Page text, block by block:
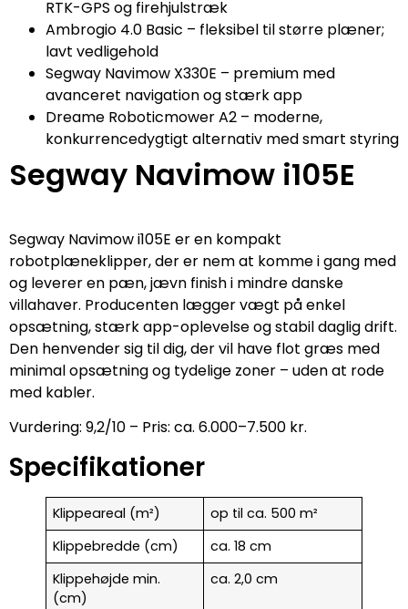
RTK-GPS og firehjulstræk
Ambrogio 4.0 Basic – fleksibel til større plæner;
lavt vedligehold
Segway Navimow X330E – premium med
avanceret navigation og stærk app
Dreame Roboticmower A2 – moderne,
konkurrencedygtigt alternativ med smart styring
Segway Navimow i105E
Segway Navimow i105E er en kompakt
robotplæneklipper, der er nem at komme i gang med
og leverer en pæn, jævn finish i mindre danske
villahaver. Producenten lægger vægt på enkel
opsætning, stærk app-oplevelse og stabil daglig drift.
Den henvender sig til dig, der vil have flot græs med
minimal opsætning og tydelige zoner – uden at rode
med kabler.
Vurdering: 9,2/10 – Pris: ca. 6.000–7.500 kr.
Specifikationer
Klippeareal (m²)
op til ca. 500 m²
Klippebredde (cm)
ca. 18 cm
Klippehøjde min.
(cm)
ca. 2,0 cm